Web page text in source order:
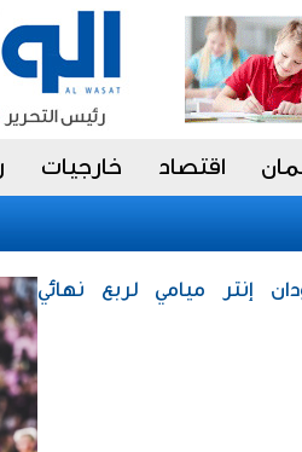
اقتصاد خارجيات
إنتر ميامي لربع نهائي